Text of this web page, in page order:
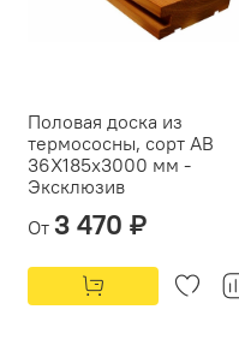
Половая доска из
термососны, сорт АВ
36Х185х3000 мм -
Эксклюзив
От 3 470 ₽